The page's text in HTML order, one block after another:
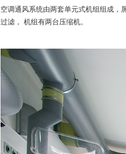
空调通风系统由两套单元式机组组成，
过滤， 机组有两台压缩机。